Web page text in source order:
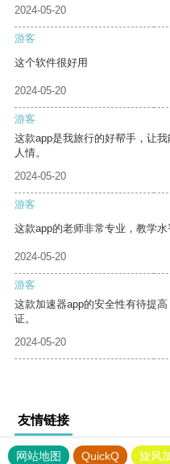
2024-05-20
游客
这个软件很好用
2024-05-20
游客
这款app是我旅行的好帮手，让
人情。
2024-05-20
游客
这款app的老师非常专业，教学
2024-05-20
游客
这款加速器app的安全性有待提
证。
2024-05-20
友情链接
网站地图 QuickQ 旋风